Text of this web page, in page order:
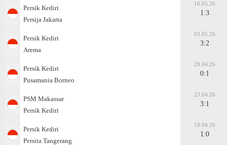
Persik Kediri
Persija Jakarta
16.05.26
1:3
Persik Kediri
Arema
03.05.26
3:2
Persik Kediri
Pusamania Borneo
29.04.26
0:1
PSM Makassar
Persik Kediri
23.04.26
3:1
Persik Kediri
Persita Tangerang
19.04.26
1:0